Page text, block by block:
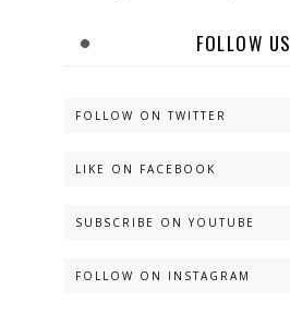
FOLLOW US
FOLLOW ON TWITTER
LIKE ON FACEBOOK
SUBSCRIBE ON YOUTUBE
FOLLOW ON INSTAGRAM